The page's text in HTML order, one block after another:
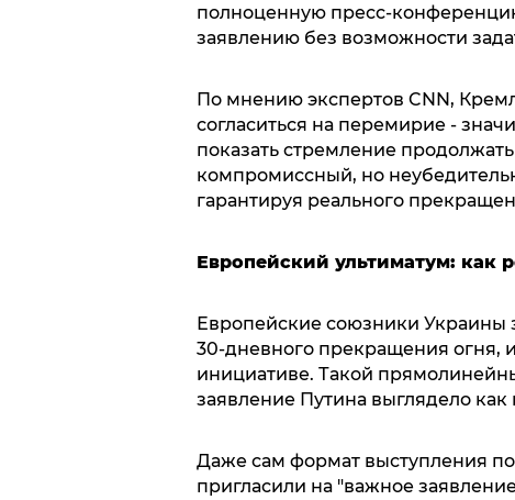
полноценную пресс-
заявлению без возможности
По мнению экспертов CNN,
согласиться на перемирие -
показать стремление
компромиссный, но
гарантируя реального
Европейский ультиматум: как
Европейские союзники Украины
30-дневного прекращения
инициативе. Такой
заявление Путина выглядело как
Даже сам формат выступления
пригласили на "важное